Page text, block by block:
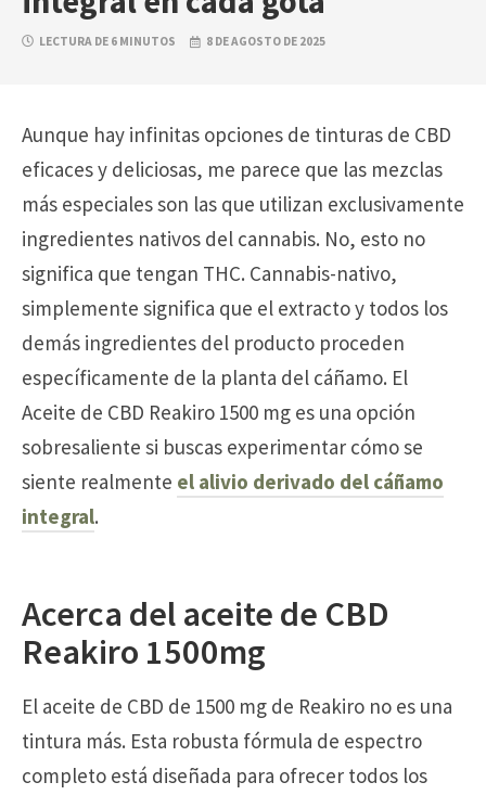
LECTURA DE 6 MINUTOS 8 DE AGOSTO DE 2025
Aunque hay infinitas opciones de tinturas de CBD
eficaces y deliciosas, me parece que las mezclas
más especiales son las que utilizan exclusivamente
ingredientes nativos del cannabis. No, esto no
significa que tengan THC. Cannabis-nativo,
simplemente significa que el extracto y todos los
demás ingredientes del producto proceden
específicamente de la planta del cáñamo. El
Aceite de CBD Reakiro 1500 mg es una opción
sobresaliente si buscas experimentar cómo se
siente realmente el alivio derivado del cáñamo
integral.
Acerca del aceite de CBD
Reakiro 1500mg
El aceite de CBD de 1500 mg de Reakiro no es una
tintura más. Esta robusta fórmula de espectro
completo está diseñada para ofrecer todos los